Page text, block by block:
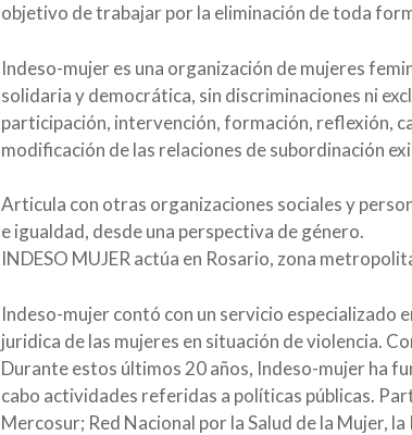
objetivo de trabajar por la eliminación de toda
Indeso-mujer es una organización de mujeres
solidaria y democrática, sin discriminaciones ni
participación, intervención, formación, reflexión,
modificación de las relaciones de subordinación
Articula con otras organizaciones sociales y
e igualdad, desde una perspectiva de género.
INDESO MUJER actúa en Rosario, zona
Indeso-mujer contó con un servicio especializado
juridica de las mujeres en situación de violencia.
Durante estos últimos 20 años, Indeso-mujer ha
cabo actividades referidas a políticas públicas.
Mercosur; Red Nacional por la Salud de la Mujer,